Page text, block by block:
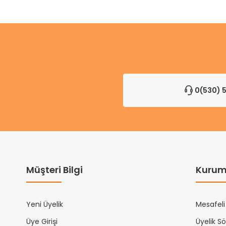
0(530)
Müşteri Bilgi
Yeni Üyelik
Üye Girişi
Mesafeli
Üyelik